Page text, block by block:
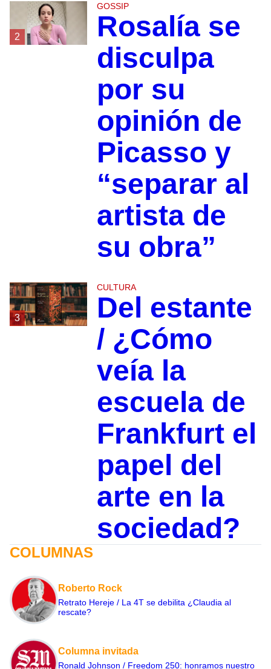
2
GOSSIP
Rosalía se
disculpa
por su
opinión de
Picasso y
“separar al
artista de
su obra”
3
CULTURA
Del estante
/ ¿Cómo
veía la
escuela de
Frankfurt el
papel del
arte en la
sociedad?
COLUMNAS
Roberto Rock
Retrato Hereje / La 4T se debilita ¿Claudia al
rescate?
Columna invitada
Ronald Johnson / Freedom 250: honramos nuestro